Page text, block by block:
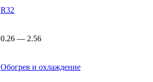
R32
0.26 — 2.56
Обогрев и охлаждение